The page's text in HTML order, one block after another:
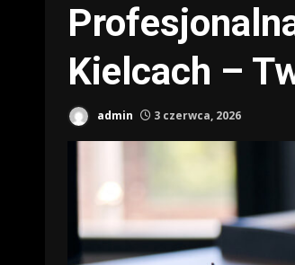
Kielcach –
admin 3 czerwca, 2026